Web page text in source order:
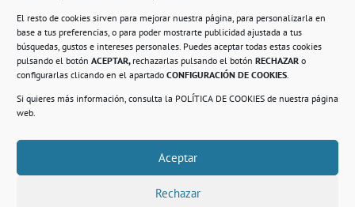
El resto de cookies sirven para mejorar nuestra página, para personalizarla en
base a tus preferencias, o para poder mostrarte publicidad ajustada a tus
búsquedas, gustos e intereses personales. Puedes aceptar todas estas cookies
pulsando el botón ACEPTAR, rechazarlas pulsando el botón RECHAZAR o
configurarlas clicando en el apartado CONFIGURACIÓN DE COOKIES.
Si quieres más información, consulta la POLÍTICA DE COOKIES de nuestra página
web.
Aceptar
Rechazar
personales.
Política de Cookies.
© 2021. Realizado en el Centro de Rehabilitación